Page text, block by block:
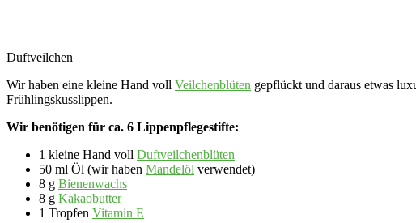
Duftveilchen
Wir haben eine kleine Hand voll Veilchenblüten gepflückt und daraus etwas
Frühlingskusslippen.
Wir benötigen für ca. 6 Lippenpflegestifte:
1 kleine Hand voll Duftveilchenblüten
50 ml Öl (wir haben Mandelöl verwendet)
8 g Bienenwachs
8 g Kakaobutter
1 Tropfen Vitamin E